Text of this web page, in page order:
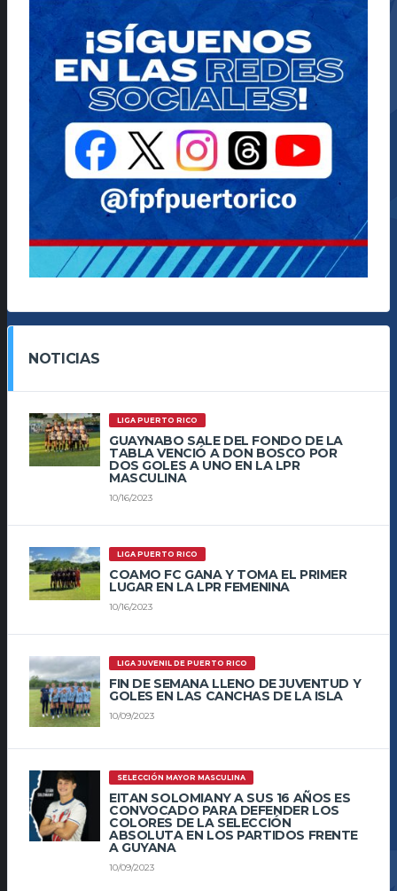
NOTICIAS
LIGA PUERTO RICO
GUAYNABO SALE DEL FONDO DE LA
TABLA VENCIÓ A DON BOSCO POR
DOS GOLES A UNO EN LA LPR
MASCULINA
10/16/2023
LIGA PUERTO RICO
COAMO FC GANA Y TOMA EL PRIMER
LUGAR EN LA LPR FEMENINA
10/16/2023
LIGA JUVENIL DE PUERTO RICO
FIN DE SEMANA LLENO DE JUVENTUD Y
GOLES EN LAS CANCHAS DE LA ISLA
10/09/2023
SELECCIÓN MAYOR MASCULINA
EITAN SOLOMIANY A SUS 16 AÑOS ES
CONVOCADO PARA DEFENDER LOS
COLORES DE LA SELECCIÓN
ABSOLUTA EN LOS PARTIDOS FRENTE
A GUYANA
10/09/2023